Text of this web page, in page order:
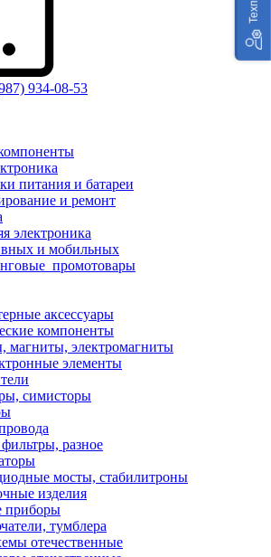
934-08-53
питания и батареи
и ремонт
электроника
и мобильных
аксессуары
компоненты
магниты, электромагниты
элементы
симисторы
разное
мосты, стабилитроны
изделия
приборы
тумблера
отечественные